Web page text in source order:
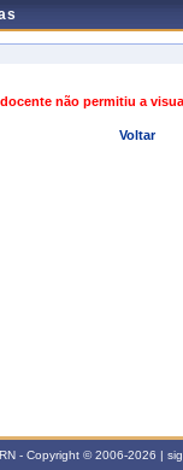
não permitiu a
Voltar
- Copyright © 2006-2026 |